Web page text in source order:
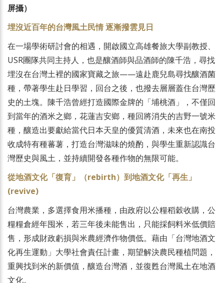
屏攝）
埋沒近百年的台灣風土民情 逐漸撥雲見日
在一場學術研討會的相遇，開啟國立高雄餐旅大學副教授、
USR團隊共同主持人，也是釀酒師與品酒師的陳千浩，尋找
埋沒在台灣土裡的國家寶藏之旅——遠赴鹿兒島尋找釀酒菌
種，帶著學生赴日學習，回台之後，也撥去層層蓋住台灣歷
史的土塊。陳千浩曾經打造國際金牌的「埔桃酒」，不僅回
到當年的酒米之鄉，花蓮吉安鄉，種回將消失的吉野一號米
種，釀造出要獻給當代日本天皇的優質清酒，未來也在南投
收成特有種蕃薯，打造台灣滋味的燒酌，與學生重新認識台
灣歷史與風土，並持續開發各種作物的無限可能。
從地酒文化「復育」（rebirth）到地酒文化「再生」
(revive)
台灣農業，多選擇食用米播種，由政府以公糧稻穀收購，公
糧糧倉經年囤米，若三年後未能售出，只能採飼料米低價賠
售，形成財政虧損與米農經濟作物價低。藉由「台灣地酒文
化再生運動」大學社會責任計畫，期望解決農民種植問題，
重興找到米的新價值，釀造台灣酒，並復甦台灣風土在地酒
文化。